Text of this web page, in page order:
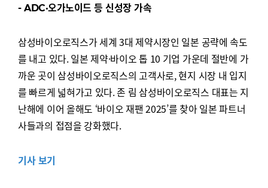
- ADC·오가노이드 등 신성장 가속
삼성바이오로직스가 세계 3대 제약시장인 일본 공략에 속도
를 내고 있다. 일본 제약·바이오 톱 10 기업 가운데 절반에 가
까운 곳이 삼성바이오로직스의 고객사로, 현지 시장 내 입지
를 빠르게 넓혀가고 있다. 존 림 삼성바이오로직스 대표는 지
난해에 이어 올해도 ‘바이오 재팬 2025’를 찾아 일본 파트너
사들과의 접점을 강화했다.
기사 보기